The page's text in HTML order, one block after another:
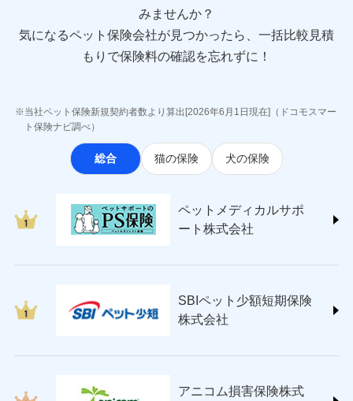
東京海上ダイレクト損害保険株式会社
(https://www.e-design.net/)
AIG損害保険株式会社
(https://www.sbisonpo.co.jp/)
ジェイアイ傷害火災保険株式会社
(https://www.jihoken.co.jp/)
ソニー損害保険株式会社
(https://www.sonysonpo.co.jp/)
japan.co.jp/)
ＳＯＭＰＯダイレクト損害保険株式会社
チューリッヒ保険会社 (https://www.zurich.co.jp/)
(https://www.tokiomarine-nichido.co.jp/)
日新火災海上保険株式会社
三井住友海上火災保険株式会社 (https://www.ms-
みませんか？
気になるペット保険会社が見つかったら、一括比較見積
もりで保険料の確認を忘れずに！
当社ペット保険新規契約者数より算出[2026年6月1日現在]（ドコモスマー
ト保険ナビ調べ）
総合 猫の保険 犬の保険
ペットメディカルサポ
ート株式会社
SBIペット少額短期保険
株式会社
アニコム損害保険株式